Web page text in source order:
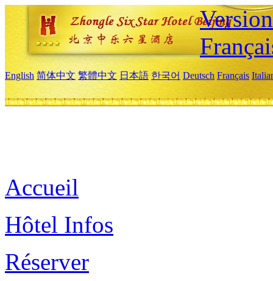
English 简体中文 繁體中文 日本語 한국어 Deutsch Français
Accueil
Hôtel Infos
Réserver